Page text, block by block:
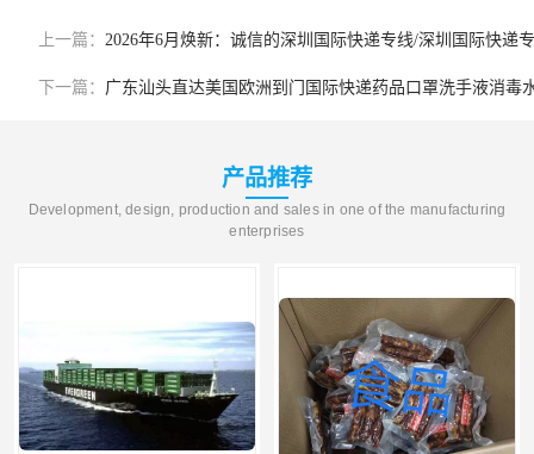
上一篇： 2026年6月焕新：诚信的深圳国际快递专线/深圳国际快递
下一篇： 广东汕头直达美国欧洲到门国际快递药品口罩洗手液消毒
产品推荐
Development, design, production and sales in one of the manufacturing
enterprises